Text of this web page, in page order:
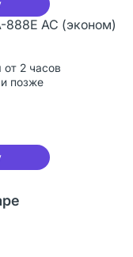
888E АС (эконом)
2 часов
позже